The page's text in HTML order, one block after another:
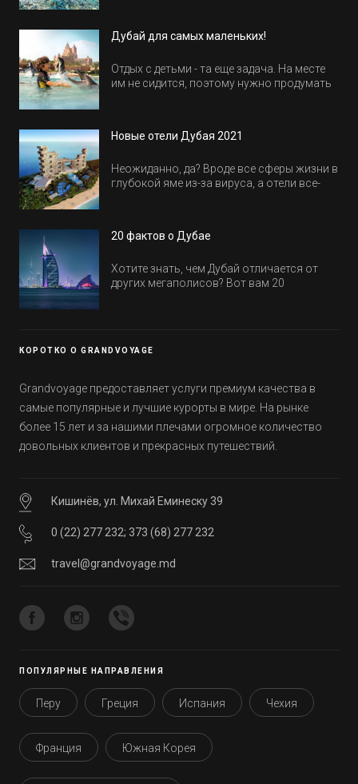
Дубай для самых маленьких!
Отдых с детьми - та еще задача. На месте
им не сидится, поэтому нужно продумать
Новые отели Дубая 2021
Неожиданно, да? Вроде все сферы жизни в
глубокой яме из-за вируса, а отели все-
обычно на первые заезды дают промо-
20 фактов о Дубае
Хотите знать, чем Дубай отличается от
других мегаполисов? Вот вам 20
КОРОТКО О GRANDVOYAGE
Grandvoyage предоставляет услуги премиум качества в
самые популярные и лучшие курорты в мире. На рынке
более 15 лет и за нашими плечами огромное количество
довольных клиентов и прекрасных путешествий.
Кишинёв, ул. Михай Еминеску 39
0 (22) 277 232; 373 (68) 277 232
travel@grandvoyage.md
ПОПУЛЯРНЫЕ НАПРАВЛЕНИЯ
Перу Греция Испания Чехия
Франция Южная Корея